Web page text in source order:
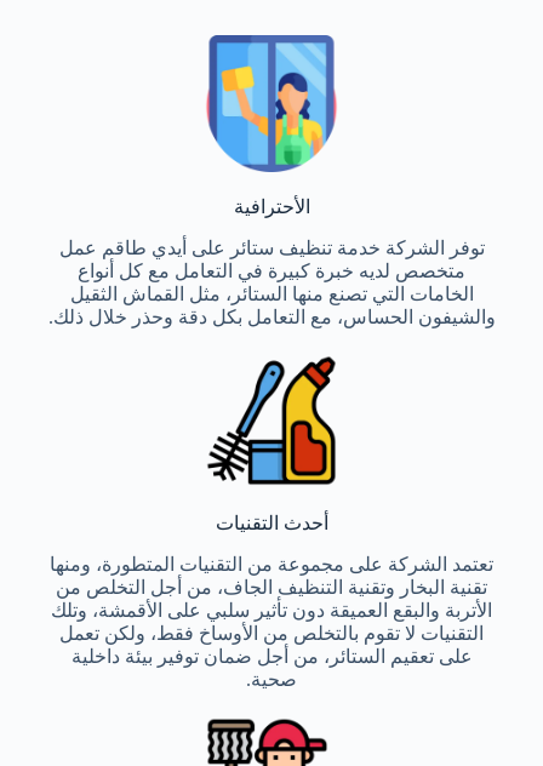
الأحترافية
توفر الشركة خدمة تنظيف ستائر على أيدي طاقم عمل
متخصص لديه خبرة كبيرة في التعامل مع كل أنواع
الخامات التي تصنع منها الستائر، مثل القماش الثقيل
والشيفون الحساس، مع التعامل بكل دقة وحذر خلال ذلك.
أحدث التقنيات
تعتمد الشركة على مجموعة من التقنيات المتطورة، ومنها
تقنية البخار وتقنية التنظيف الجاف، من أجل التخلص من
الأتربة والبقع العميقة دون تأثير سلبي على الأقمشة، وتلك
التقنيات لا تقوم بالتخلص من الأوساخ فقط، ولكن تعمل
على تعقيم الستائر، من أجل ضمان توفير بيئة داخلية
صحية.